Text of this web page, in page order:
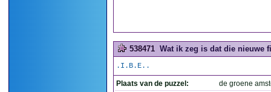
538471 Wat ik zeg is dat die nieuwe
.I.B.E..
Plaats van de puzzel:
de groene